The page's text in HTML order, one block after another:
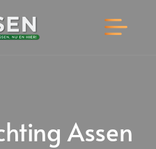
Assen